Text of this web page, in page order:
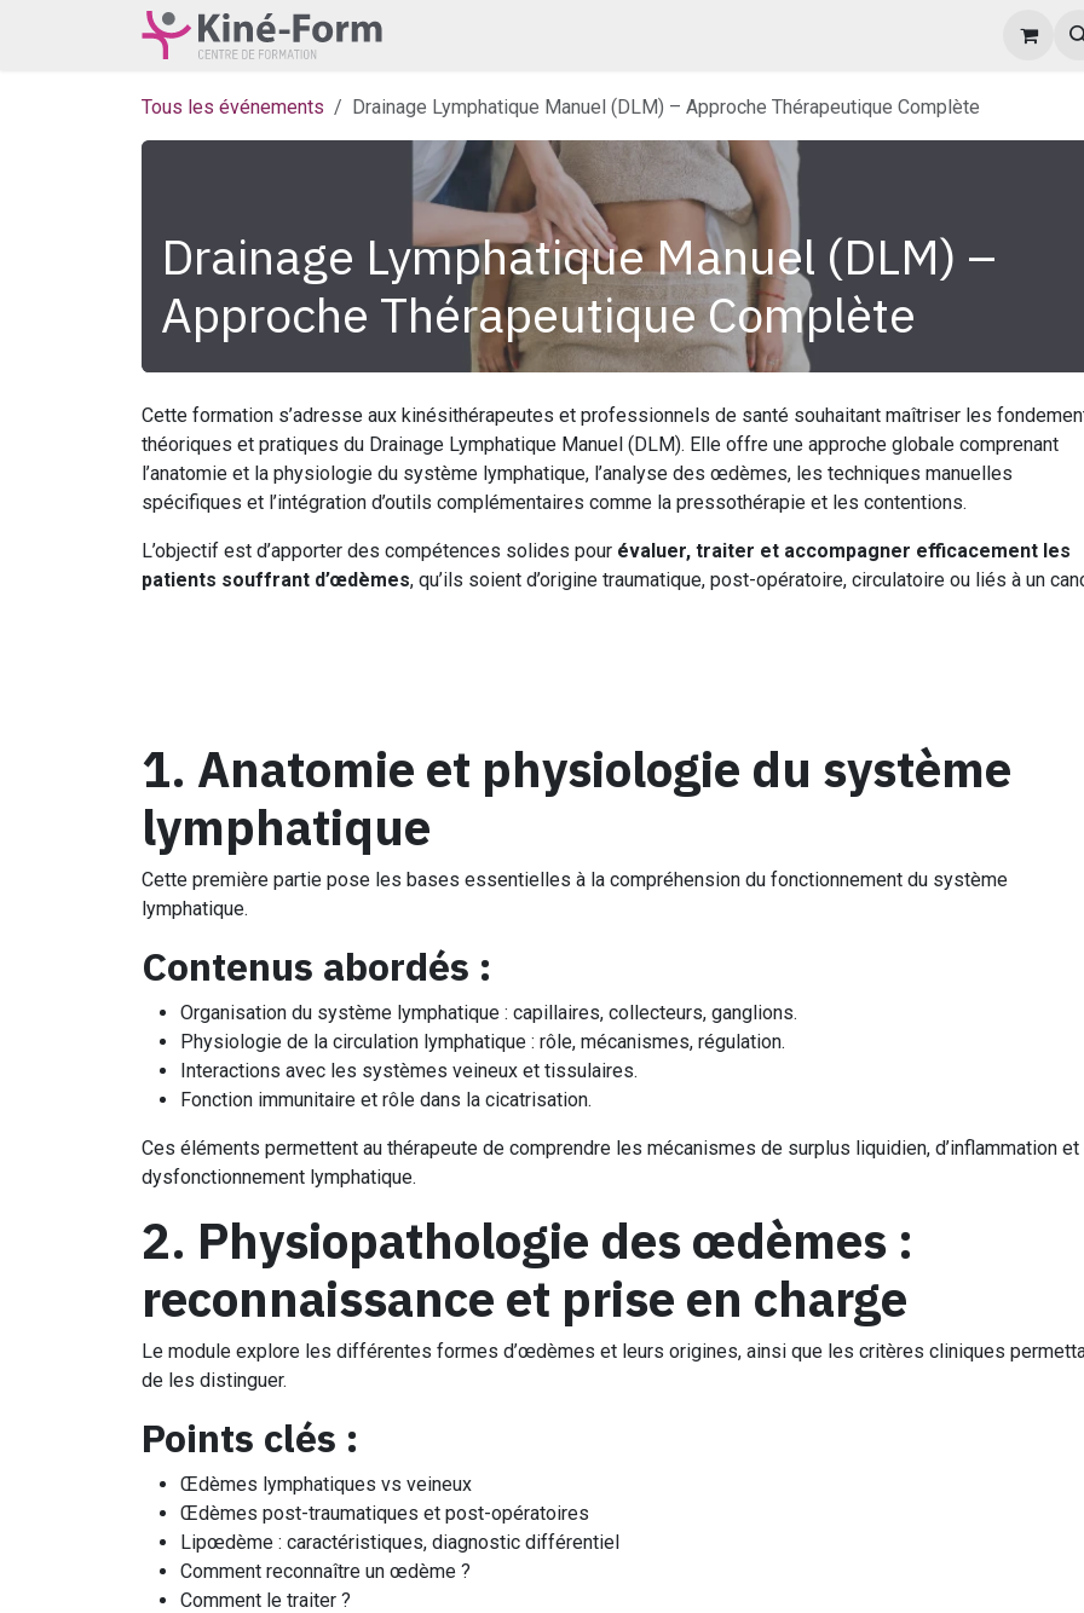
Se rendre au contenu
Politique d'inscription et FAQ
Tous les événements Drainage Lymphatique Manuel (DLM) – Approche Thérapeutique Complète
Drainage Lymphatique Manuel (DLM) –
Approche Thérapeutique Complète
Cette formation s’adresse aux kinésithérapeutes et professionnels de santé souhaitant maîtriser les
théoriques et pratiques du Drainage Lymphatique Manuel (DLM). Elle offre une approche globale comprenant
l’anatomie et la physiologie du système lymphatique, l’analyse des œdèmes, les techniques manuelles
spécifiques et l’intégration d’outils complémentaires comme la pressothérapie et les contentions.
L’objectif est d’apporter des compétences solides pour évaluer, traiter et accompagner efficacement les
patients souffrant d’œdèmes, qu’ils soient d’origine traumatique, post-opératoire, circulatoire ou liés à un
1. Anatomie et physiologie du système
lymphatique
Cette première partie pose les bases essentielles à la compréhension du fonctionnement du système
lymphatique.
Contenus abordés :
Organisation du système lymphatique : capillaires, collecteurs, ganglions.
Physiologie de la circulation lymphatique : rôle, mécanismes, régulation.
Interactions avec les systèmes veineux et tissulaires.
Fonction immunitaire et rôle dans la cicatrisation.
Ces éléments permettent au thérapeute de comprendre les mécanismes de surplus liquidien, d’inflammation et
dysfonctionnement lymphatique.
2. Physiopathologie des œdèmes :
reconnaissance et prise en charge
Le module explore les différentes formes d’œdèmes et leurs origines, ainsi que les critères cliniques
de les distinguer.
Points clés :
Œdèmes lymphatiques vs veineux
Œdèmes post-traumatiques et post-opératoires
Lipœdème : caractéristiques, diagnostic différentiel
Comment reconnaître un œdème ?
Comment le traiter ?